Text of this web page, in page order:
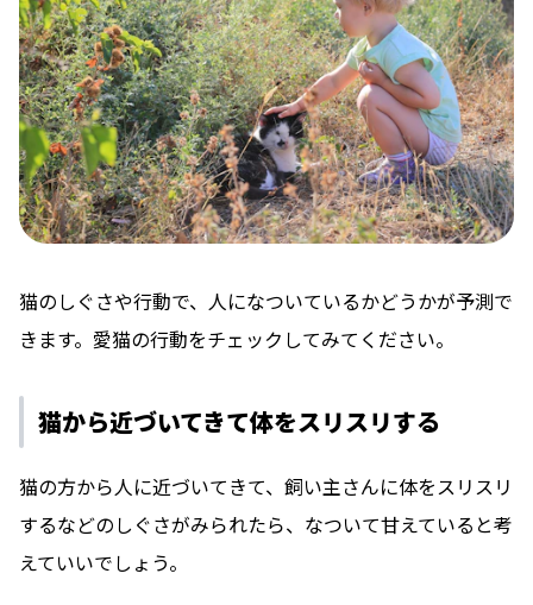
猫のしぐさや行動で、人になついているかどうかが予測で
きます。愛猫の行動をチェックしてみてください。
猫から近づいてきて体をスリスリする
猫の方から人に近づいてきて、飼い主さんに体をスリスリ
するなどのしぐさがみられたら、なついて甘えていると考
えていいでしょう。